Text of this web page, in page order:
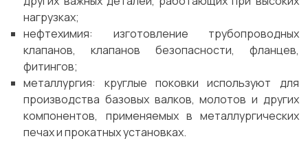
нагрузках;
нефтехимия: изготовление трубопроводных
клапанов, клапанов безопасности, фланцев,
фитингов;
металлургия: круглые поковки используют для
производства базовых валков, молотов и других
компонентов, применяемых в металлургических
печах и прокатных установках.